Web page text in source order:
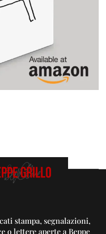
stampa, segnalazioni,
o lettere aperte a Beppe